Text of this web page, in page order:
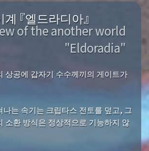
『엘드라디아』
of the another world
"Eldoradia"
상공에 갑자기 수수께끼의 게이트가
나는 속기는 크립타스 전토를 덮고, 그
소환 방식은 정상적으로 기능하지 않